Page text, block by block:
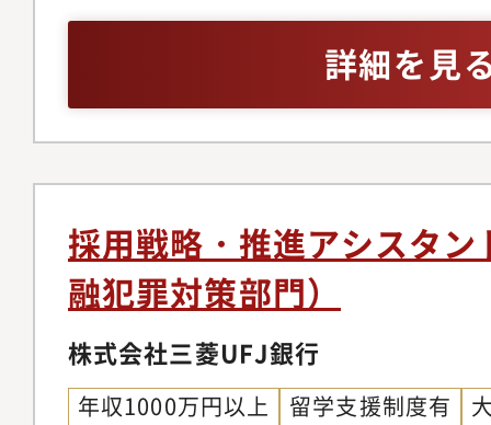
人事領域を3～4割ご
的に業務範囲の拡大
ションの可能性があ
価・報酬制度の運営
を担い、またレベル
り組みの推進。（2）
計画の作成、人件費
材開発：階層別研修
ル研修・語学研修等
補育成。（4）組織開
基づくＰＤＣＡの推
表現力の高い方、OA
方・スピード感をも
上の人事経験必須人
領域（新卒採用、人
も歓迎
詳細を見
採用戦略・推進アシスタ
融犯罪対策部門）
株式会社三菱UFJ銀行
年収1000万円以上 留学支援制度有